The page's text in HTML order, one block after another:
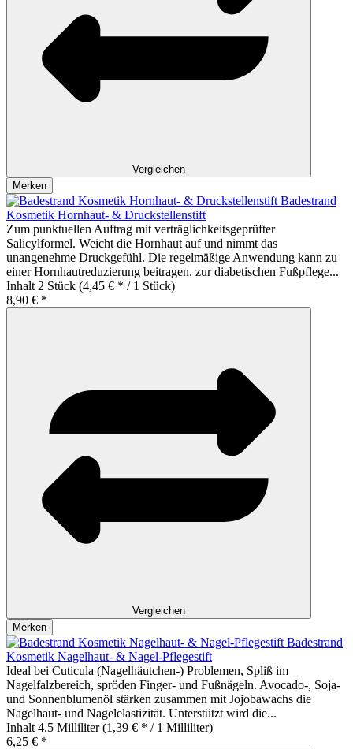
Vergleichen
Merken
Badestrand
Kosmetik Hornhaut- & Druckstellenstift
Zum punktuellen Auftrag mit verträglichkeitsgeprüfter
Salicylformel. Weicht die Hornhaut auf und nimmt das
unangenehme Druckgefühl. Die regelmäßige Anwendung kann zu
einer Hornhautreduzierung beitragen. zur diabetischen Fußpflege...
Inhalt 2 Stück (4,45 € * / 1 Stück)
8,90 € *
Vergleichen
Merken
Badestrand
Kosmetik Nagelhaut- & Nagel-Pflegestift
Ideal bei Cuticula (Nagelhäutchen-) Problemen, Spliß im
Nagelfalzbereich, spröden Finger- und Fußnägeln. Avocado-, Soja-
und Sonnenblumenöl stärken zusammen mit Jojobawachs die
Nagelhaut- und Nagelelastizität. Unterstützt wird die...
Inhalt 4.5 Milliliter(1,39 € * / 1 Milliliter)
6,25 € *